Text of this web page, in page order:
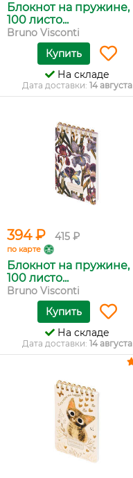
Блокнот на пружине,
100 листо...
Bruno Visconti
Купить
На складе
Дата доставки: 14 августа
394 ₽ 415 ₽
по карте
Блокнот на пружине,
100 листо...
Bruno Visconti
Купить
На складе
Дата доставки: 14 августа